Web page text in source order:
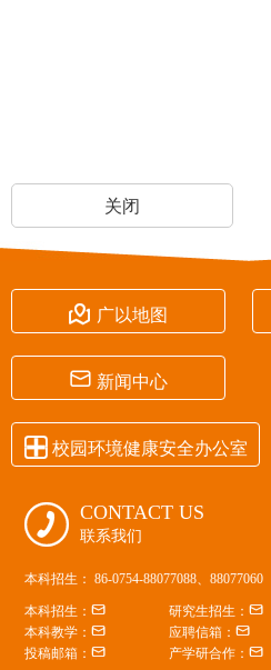
关闭
 广以地图
 新闻中心
 校园环境健康安全办公室
 CONTACT US
联系我们
本科招生： 86-0754-88077088、88077060
本科招生： 研究生招生：
本科教学： 应聘信箱：
投稿邮箱： 产学研合作：